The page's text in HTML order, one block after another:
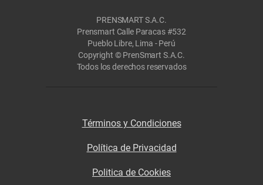
PRENSMART S.A.C.
Prensmart Calle Paracas #532
Pueblo Libre, Lima - Perú
Copyright © PrenSmart S.A.C.
Todos los derechos reservados
Términos y Condiciones
Política de Privacidad
Politica de Cookies